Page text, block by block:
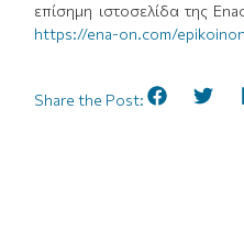
επίσημη ιστοσελίδα της
https://ena-on.com/
Share the Post: